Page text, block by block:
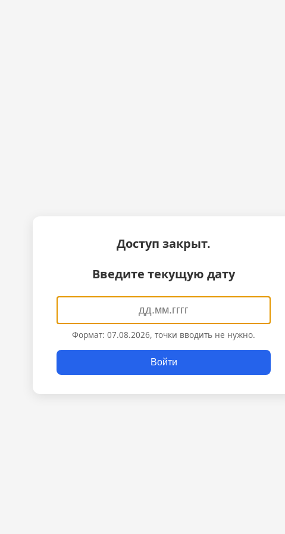
Доступ закрыт.
Введите текущую дату
Формат: 07.08.2026, точки вводить не нужно.
Войти